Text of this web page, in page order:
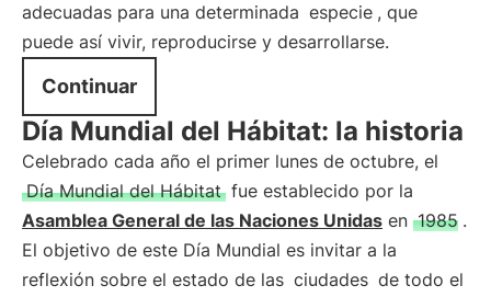
adecuadas para una determinada especie , que
puede así vivir, reproducirse y desarrollarse.
Continuar
Día Mundial del Hábitat: la historia
Celebrado cada año el primer lunes de octubre, el
Día Mundial del Hábitat fue establecido por la
Asamblea General de las Naciones Unidas en 1985 .
El objetivo de este Día Mundial es invitar a la
reflexión sobre el estado de las ciudades de todo el